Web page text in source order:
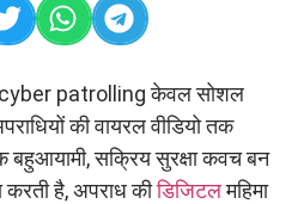
patrolling केवल सोशल
की वायरल वीडियो तक
बहुआयामी, सक्रिय सुरक्षा कवच बन
करती है, अपराध कीडिजिटलमहिमा